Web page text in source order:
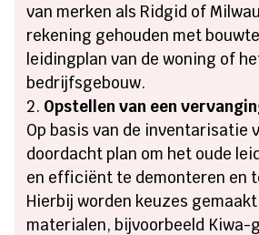
van merken als Ridgid of
rekening gehouden met
leidingplan van de woning of
bedrijfsgebouw.
Opstellen van een
Op basis van de inventarisatie
doordacht plan om het oude
en efficiënt te demonteren en
Hierbij worden keuzes
materialen, bijvoorbeeld